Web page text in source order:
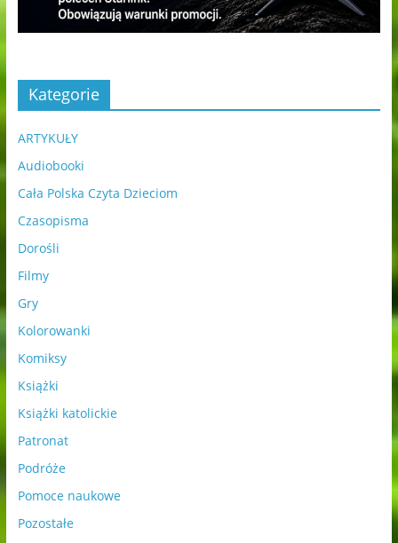
Kategorie
ARTYKUŁY
Audiobooki
Cała Polska Czyta Dzieciom
Czasopisma
Dorośli
Filmy
Gry
Kolorowanki
Komiksy
Książki
Książki katolickie
Patronat
Podróże
Pomoce naukowe
Pozostałe